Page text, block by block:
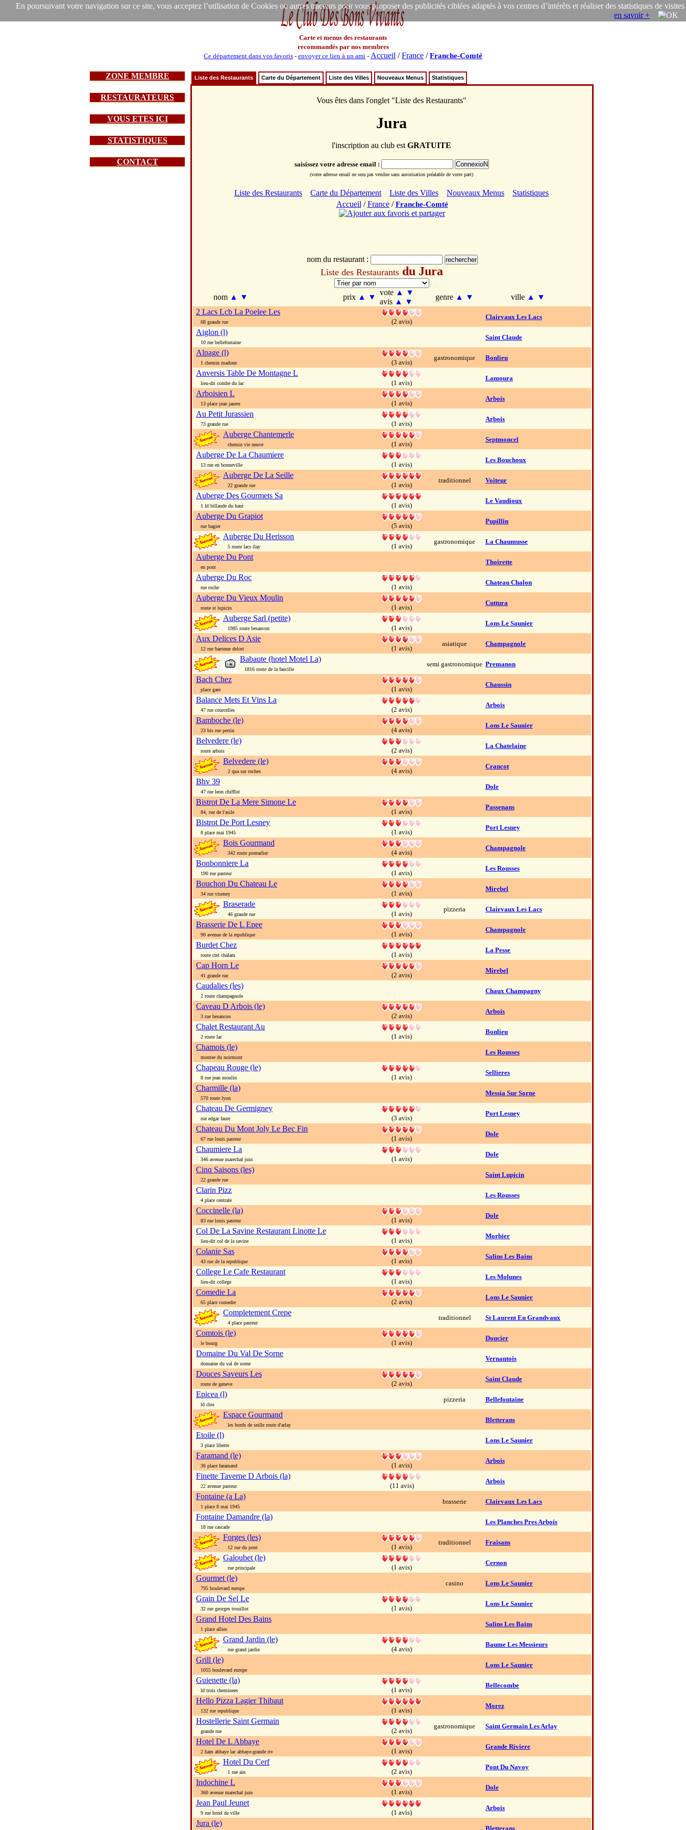
En poursuivant votre navigation sur ce site, vous acceptez l’utilisation de Cookies ou autres traceurs pour vous proposer des publicités ciblées adaptés à vos centres d’intérêts et réaliser des statistiques de visites
en savoir +
Carte et menus des restaurants
recommandés par nos membres
Ce département dans vos favoris - envoyer ce lien à un ami - Accueil /France /Franche-Comté
ZONE MEMBRE
RESTAURATEURS
VOUS ETES ICI
STATISTIQUES
CONTACT
Liste des Restaurants Carte du Département Liste des Villes Nouveaux Menus Statistiques
Vous êtes dans l'onglet "Liste des Restaurants"
Jura
l'inscription au club est GRATUITE
saisissez votre adresse email :
(votre adresse email ne sera pas vendue sans autorisation préalable de votre part)
Liste des Restaurants Carte du Département Liste des Villes Nouveaux Menus
Statistiques
Accueil /France/Franche-Comté
nom du restaurant :
Liste des Restaurants du Jura
nom ▲ ▼ prix ▲ ▼
vote ▲
▼
avis ▲ ▼
genre ▲ ▼ ville ▲
▼
2 Lacs Lcb La Poelee Les
68 grande rue (2 avis)
Clairvaux Les Lacs
Aiglon (l)
10 rue bellefontaine
Saint Claude
Alpage (l)
1 chemin madone (3 avis)
gastronomique Bonlieu
Anversis Table De Montagne L
lieu-dit combe du lac (1 avis)
Lamoura
Arboisien L
13 place jean jaures (1 avis)
Arbois
Au Petit Jurassien
73 grande rue (1 avis)
Arbois
Auberge Chantemerle
chemin vie neuve (1 avis)
Septmoncel
Auberge De La Chaumiere
13 rue en bonneville (1 avis)
Les Bouchoux
Auberge De La Seille
22 grande rue (1 avis)
traditionnel Voiteur
Auberge Des Gourmets Sa
1 ld billaude du haut (1 avis)
Le Vaudioux
Auberge Du Grapiot
rue bagier (5 avis)
Pupillin
Auberge Du Herisson
5 route lacs ilay (1 avis)
gastronomique La Chaumusse
Auberge Du Pont
en pont
Thoirette
Auberge Du Roc
rue roche (1 avis)
Chateau Chalon
Auberge Du Vieux Moulin
route st lupicin (1 avis)
Cuttura
Auberge Sarl (petite)
1985 route besancon (1 avis)
Lons Le Saunier
Aux Delices D Asie
12 rue baronne delort (1 avis)
asiatique Champagnole
Babaute (hotel Motel La)
1816 route de la faucille
semi gastronomique Premanon
Bach Chez
place gare (1 avis)
Chaussin
Balance Mets Et Vins La
47 rue courcelles (2 avis)
Arbois
Bamboche (le)
23 bis rue perrin (4 avis)
Lons Le Saunier
Belvedere (le)
route arbois (2 avis)
La Chatelaine
Belvedere (le)
2 qua sur roches (4 avis)
Crancot
Bhv 39
47 rue leon chifflot
Dole
Bistrot De La Mere Simone Le
84, rue de l'asile (1 avis)
Passenans
Bistrot De Port Lesney
8 place mai 1945 (1 avis)
Port Lesney
Bois Gourmand
342 route pontarlier (4 avis)
Champagnole
Bonbonniere La
190 rue pasteur (1 avis)
Les Rousses
Bouchon Du Chateau Le
34 rue viseney (1 avis)
Mirebel
Braserade
46 grande rue (1 avis)
pizzeria Clairvaux Les Lacs
Brasserie De L Epee
90 avenue de la republique (1 avis)
Champagnole
Burdet Chez
route cret chalam (1 avis)
La Pesse
Cap Horn Le
41 grande rue (2 avis)
Mirebel
Caudalies (les)
2 route champagnole
Chaux Champagny
Caveau D Arbois (le)
3 rue besancon (2 avis)
Arbois
Chalet Restaurant Au
2 route lac (1 avis)
Bonlieu
Chamois (le)
montee du noirmont
Les Rousses
Chapeau Rouge (le)
8 rue jean moulin (1 avis)
Sellieres
Charmille (la)
570 route lyon
Messia Sur Sorne
Chateau De Germigney
rue edgar faure (3 avis)
Port Lesney
Chateau Du Mont Joly Le Bec Fin
67 rue louis pasteur (1 avis)
Dole
Chaumiere La
346 avenue marechal juin (1 avis)
Dole
Cinq Saisons (les)
22 grande rue
Saint Lupicin
Clarin Pizz
4 place centrale
Les Rousses
Coccinelle (la)
83 rue louis pasteur (1 avis)
Dole
Col De La Savine Restaurant Linotte Le
lieu-dit col de la savine (1 avis)
Morbier
Colanie Sas
43 rue de la republique (1 avis)
Salins Les Bains
College Le Cafe Restaurant
lieu-dit college (1 avis)
Les Molunes
Comedie La
65 place comedie (2 avis)
Lons Le Saunier
Completement Crepe
4 place pasteur
traditionnel St Laurent En Grandvaux
Comtois (le)
le bourg (1 avis)
Doucier
Domaine Du Val De Sorne
domaine du val de sorne
Vernantois
Douces Saveurs Les
route de geneve (2 avis)
Saint Claude
Epicea (l)
ld clos
pizzeria Bellefontaine
Espace Gourmand
les bords de seille route d'arlay
Bletterans
Etoile (l)
3 place liberte
Lons Le Saunier
Faramand (le)
36 place faramand (1 avis)
Arbois
Finette Taverne D Arbois (la)
22 avenue pasteur (11 avis)
Arbois
Fontaine (a La)
1 place 8 mai 1945
brasserie Clairvaux Les Lacs
Fontaine Damandre (la)
18 rue cascade
Les Planches Pres Arbois
Forges (les)
12 rue du pont (1 avis)
traditionnel Fraisans
Galoubet (le)
rue principale (1 avis)
Cernon
Gourmet (le)
795 boulevard europe
casino Lons Le Saunier
Grain De Sel Le
32 rue georges trouillot (1 avis)
Lons Le Saunier
Grand Hotel Des Bains
1 place allies
Salins Les Bains
Grand Jardin (le)
rue grand jardin (4 avis)
Baume Les Messieurs
Grill (le)
1055 boulevard europe
Lons Le Saunier
Guienette (la)
ld trois cheminees (1 avis)
Bellecombe
Hello Pizza Lagier Thibaut
132 rue republique (1 avis)
Morez
Hostellerie Saint Germain
grande rue (2 avis)
gastronomique Saint Germain Les Arlay
Hotel De L Abbaye
2 ham abbaye lac abbaye-grande riv (1 avis)
Grande Riviere
Hotel Du Cerf
1 rue ain (2 avis)
Pont Du Navoy
Indochine L
360 avenue marechal juin (1 avis)
Dole
Jean Paul Jeunet
9 rue hotel de ville (1 avis)
Arbois
Jura (le)
Bletterans